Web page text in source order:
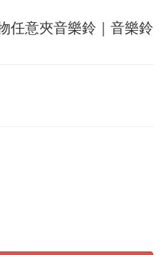
任意夾音樂鈴｜音樂鈴